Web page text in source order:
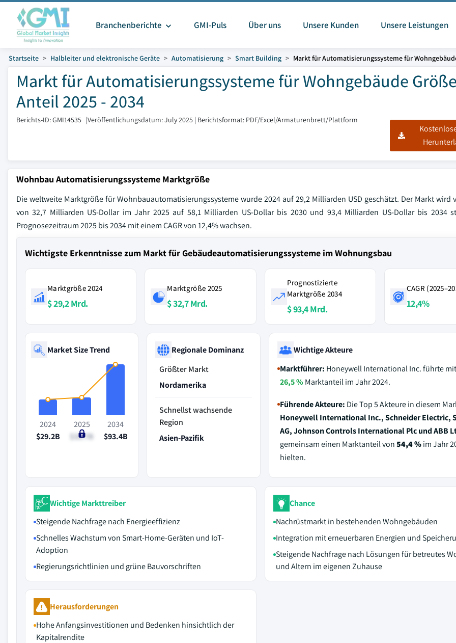
Branchenberichte GMI-Puls Über uns Unsere Kunden Unsere Leistungen
Startseite Halbleiter und elektronische Geräte Automatisierung Smart Building Markt für Automatisierungssysteme für
Markt für Automatisierungssysteme für Wohngebäude
Anteil 2025 - 2034
Berichts-ID: GMI14535 |Veröffentlichungsdatum: July 2025 | Berichtsformat: PDF/Excel/Armaturenbrett/Plattform
Wohnbau Automatisierungssysteme Marktgröße
Die weltweite Marktgröße für Wohnbauautomatisierungssysteme wurde 2024 auf 29,2 Milliarden USD geschätzt. Der Markt wird
von 32,7 Milliarden US-Dollar im Jahr 2025 auf 58,1 Milliarden US-Dollar bis 2030 und 93,4 Milliarden US-Dollar bis 2034
Prognosezeitraum 2025 bis 2034 mit einem CAGR von 12,4% wachsen.
Wichtigste Erkenntnisse zum Markt für Gebäudeautomatisierungssysteme im Wohnungsbau
Marktgröße 2024
$ 29,2 Mrd.
Marktgröße 2025
$ 32,7 Mrd.
Prognostizierte
Marktgröße 2034
$ 93,4 Mrd.
CAGR
12,4%
Market Size Trend
2024
$29.2B
2025
$32.7B
2034
$93.4B
Regionale Dominanz
Größter Markt
Nordamerika
Schnellst wachsende
Region
Asien-Pazifik
Wichtige Akteure
Marktführer: Honeywell International Inc. führte
26,5 % Marktanteil im Jahr 2024.
Führende Akteure: Die Top 5 Akteure in diesem
Honeywell International Inc., Schneider Electric,
AG, Johnson Controls International Plc und ABB
gemeinsam einen Marktanteil von54,4 %im Jahr
hielten.
Wichtige Markttreiber
Steigende Nachfrage nach Energieeffizienz
Schnelles Wachstum von Smart-Home-Geräten und IoT-
Adoption
Regierungsrichtlinien und grüne Bauvorschriften
Chance
Nachrüstmarkt in bestehenden Wohngebäuden
Integration mit erneuerbaren Energien und
Steigende Nachfrage nach Lösungen für betreutes
und Altern im eigenen Zuhause
Herausforderungen
Hohe Anfangsinvestitionen und Bedenken hinsichtlich der
Kapitalrendite